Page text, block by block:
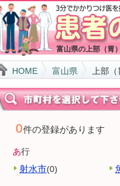
富山県の上部（胃
HOME 富山県 上部
0件の登録があります
あ行
射水市(0)